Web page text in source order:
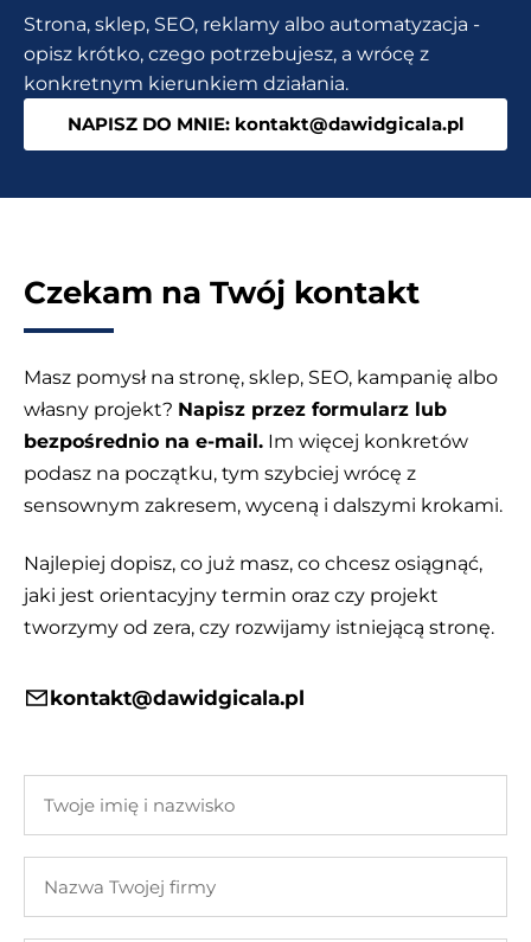
narzędzi
Strona, sklep, SEO, reklamy albo automatyzacja -
opisz krótko, czego potrzebujesz, a wrócę z
konkretnym kierunkiem działania.
NAPISZ DO MNIE: kontakt@dawidgicala.pl
Czekam na Twój kontakt
Masz pomysł na stronę, sklep, SEO, kampanię albo
własny projekt? Napisz przez formularz lub
bezpośrednio na e-mail. Im więcej konkretów
podasz na początku, tym szybciej wrócę z
sensownym zakresem, wyceną i dalszymi krokami.
Najlepiej dopisz, co już masz, co chcesz osiągnąć,
jaki jest orientacyjny termin oraz czy projekt
tworzymy od zera, czy rozwijamy istniejącą stronę.
kontakt@dawidgicala.pl
imię
nazwisko
Twojej